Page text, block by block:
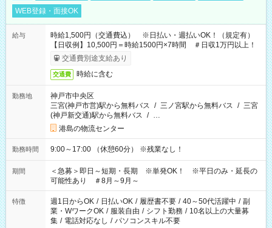
WEB登録・面接OK
給与
時給1,500円（交通費込） ※日払い・週払いOK！（規定有）
【日収例】10,500円＝時給1500円×7時間 ＃日収1万円以上！
交通費別途支給あり
交通費 時給に含む
勤務地
神戸市中央区
三宮(神戸市営)駅から無料バス / 三ノ宮駅から無料バス / 三宮
(神戸新交通)駅から無料バス / …
港島の物流センター
勤務時間 9:00～17:00 （休憩60分） ※残業なし！
期間
＜急募＞即日～短期・長期 ※単発OK！ ※平日のみ・延長の
可能性あり ＃8月～9月～
特徴 週1日からOK / 日払いOK / 履歴書不要 / 40～50代活躍中 / 副
業・WワークOK / 服装自由 / シフト勤務 / 10名以上の大量募
集 / 電話対応なし / パソコンスキル不要